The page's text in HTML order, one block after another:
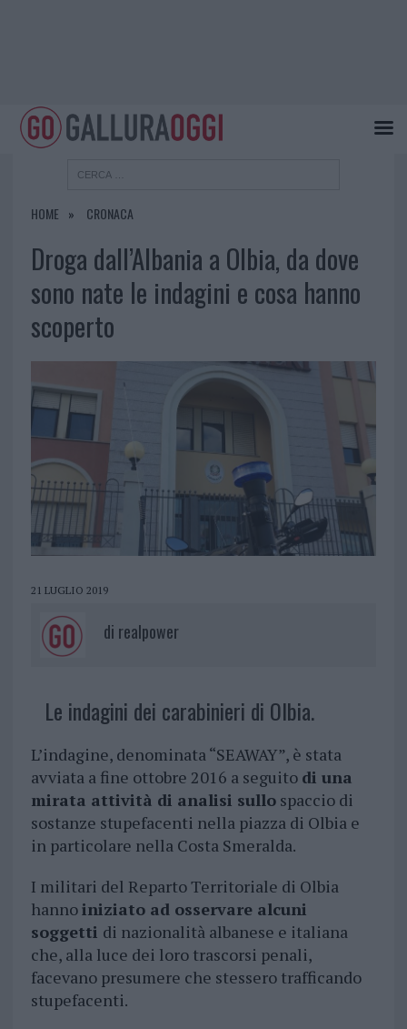
HOME CRONACA
Droga dall’Albania a Olbia, da dove
sono nate le indagini e cosa hanno
scoperto
21 LUGLIO 2019
di realpower
Le indagini dei carabinieri di Olbia.
L’indagine, denominata “SEAWAY”, è stata
avviata a fine ottobre 2016 a seguito di una
mirata attività di analisi sullospaccio di
sostanze stupefacenti nella piazza di Olbia e
in particolare nella Costa Smeralda.
I militari del Reparto Territoriale di Olbia
hannoiniziato ad osservare alcuni
soggetti di nazionalità albanese e italiana
che, alla luce dei loro trascorsi penali,
facevano presumere che stessero trafficando
stupefacenti.